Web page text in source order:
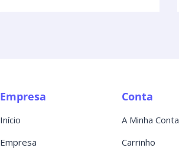
Empresa
Início
Empresa
Conta
A Minha Conta
Carrinho